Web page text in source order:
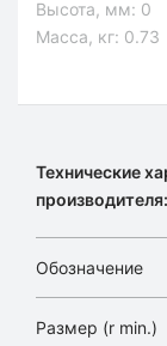
Высота, мм: 0
Масса, кг: 0.73
Технические
производителя:
Обозначение
Размер (r min.)